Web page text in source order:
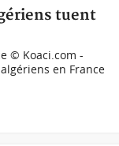
tuent
© Koaci.com -
en France